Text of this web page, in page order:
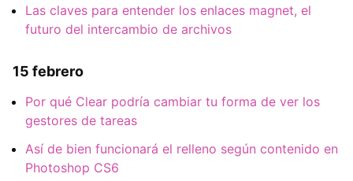
Las claves para entender los enlaces magnet, el
futuro del intercambio de archivos
15 febrero
Por qué Clear podría cambiar tu forma de ver los
gestores de tareas
Así de bien funcionará el relleno según contenido en
Photoshop CS6